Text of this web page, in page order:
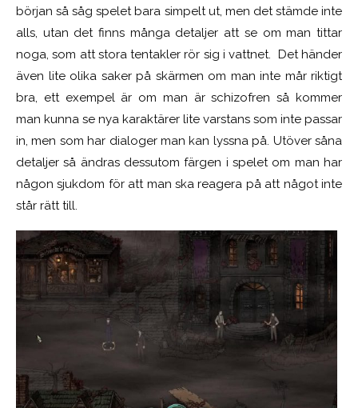
början så såg spelet bara simpelt ut, men det stämde inte
alls, utan det finns många detaljer att se om man tittar
noga, som att stora tentakler rör sig i vattnet. Det händer
även lite olika saker på skärmen om man inte mår riktigt
bra, ett exempel är om man är schizofren så kommer
man kunna se nya karaktärer lite varstans som inte passar
in, men som har dialoger man kan lyssna på. Utöver såna
detaljer så ändras dessutom färgen i spelet om man har
någon sjukdom för att man ska reagera på att något inte
står rätt till.